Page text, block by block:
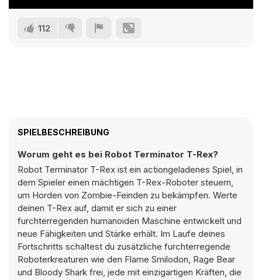
112
SPIELBESCHREIBUNG
Worum geht es bei Robot Terminator T-Rex?
Robot Terminator T-Rex ist ein actiongeladenes Spiel, in
dem Spieler einen mächtigen T-Rex-Roboter steuern,
um Horden von Zombie-Feinden zu bekämpfen. Werte
deinen T-Rex auf, damit er sich zu einer
furchterregenden humanoiden Maschine entwickelt und
neue Fähigkeiten und Stärke erhält. Im Laufe deines
Fortschritts schaltest du zusätzliche furchterregende
Roboterkreaturen wie den Flame Smilodon, Rage Bear
und Bloody Shark frei, jede mit einzigartigen Kräften, die